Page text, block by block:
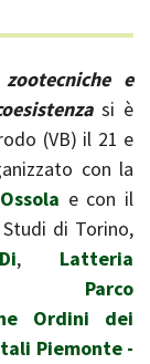
e
si è
(VB) il 21 e
con la
e con il
di Torino,
, Latteria
Parco
Ordini dei
Piemonte -